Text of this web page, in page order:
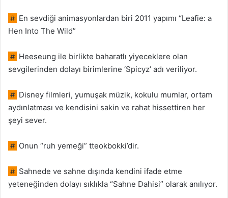
# En sevdiği animasyonlardan biri 2011 yapımı “Leafie: a
Hen Into The Wild”
# Heeseung ile birlikte baharatlı yiyeceklere olan
sevgilerinden dolayı birimlerine ‘Spicyz’ adı veriliyor.
# Disney filmleri, yumuşak müzik, kokulu mumlar, ortam
aydınlatması ve kendisini sakin ve rahat hissettiren her
şeyi sever.
# Onun “ruh yemeği” tteokbokki’dir.
# Sahnede ve sahne dışında kendini ifade etme
yeteneğinden dolayı sıklıkla “Sahne Dahisi” olarak anılıyor.